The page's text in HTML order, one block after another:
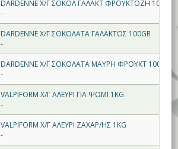
DARDENNE Χ/Γ ΣΟΚΟΛ ΓΑΛΑΚΤ ΦΡΟΥΚΤΟΖΗ 100GR
-
DARDENNE Χ/Γ ΣΟΚΟΛΑΤΑ ΓΑΛΑΚΤΟΣ 100GR
-
DARDENNE Χ/Γ ΣΟΚΟΛΑΤΑ ΜΑΥΡΗ ΦΡΟΥΚΤ 100GR
-
VALPIFORM Χ/Γ ΑΛΕΥΡΙ ΓΙΑ ΨΩΜΙ 1KG
-
VALPIFORM Χ/Γ ΑΛΕΥΡΙ ΖΑΧΑΡ/ΗΣ 1KG
-